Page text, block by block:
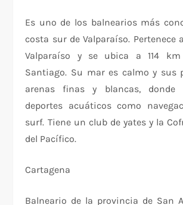
Es uno de los balnearios más
costa sur de Valparaíso. Pertenece
Valparaíso y se ubica a 114
Santiago. Su mar es calmo y sus
arenas finas y blancas, donde
deportes acuáticos como
surf. Tiene un club de yates y la
del Pacífico.
Cartagena
Balneario de la provincia de San